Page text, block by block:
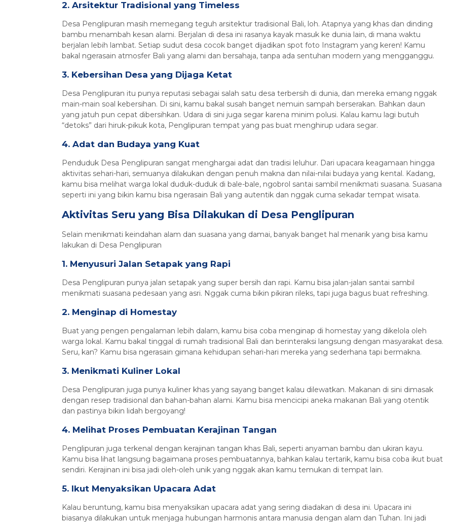
2. Arsitektur Tradisional yang Timeless
Desa Penglipuran masih memegang teguh arsitektur tradisional Bali, loh. Atapnya yang khas dan dinding
bambu menambah kesan alami. Berjalan di desa ini rasanya kayak masuk ke dunia lain, di mana waktu
berjalan lebih lambat. Setiap sudut desa cocok banget dijadikan spot foto Instagram yang keren! Kamu
bakal ngerasain atmosfer Bali yang alami dan bersahaja, tanpa ada sentuhan modern yang mengganggu.
3. Kebersihan Desa yang Dijaga Ketat
Desa Penglipuran itu punya reputasi sebagai salah satu desa terbersih di dunia, dan mereka emang nggak
main-main soal kebersihan. Di sini, kamu bakal susah banget nemuin sampah berserakan. Bahkan daun
yang jatuh pun cepat dibersihkan. Udara di sini juga segar karena minim polusi. Kalau kamu lagi butuh
“detoks” dari hiruk-pikuk kota, Penglipuran tempat yang pas buat menghirup udara segar.
4. Adat dan Budaya yang Kuat
Penduduk Desa Penglipuran sangat menghargai adat dan tradisi leluhur. Dari upacara keagamaan hingga
aktivitas sehari-hari, semuanya dilakukan dengan penuh makna dan nilai-nilai budaya yang kental. Kadang,
kamu bisa melihat warga lokal duduk-duduk di bale-bale, ngobrol santai sambil menikmati suasana. Suasana
seperti ini yang bikin kamu bisa ngerasain Bali yang autentik dan nggak cuma sekadar tempat wisata.
Aktivitas Seru yang Bisa Dilakukan di Desa Penglipuran
Selain menikmati keindahan alam dan suasana yang damai, banyak banget hal menarik yang bisa kamu
lakukan di Desa Penglipuran
1. Menyusuri Jalan Setapak yang Rapi
Desa Penglipuran punya jalan setapak yang super bersih dan rapi. Kamu bisa jalan-jalan santai sambil
menikmati suasana pedesaan yang asri. Nggak cuma bikin pikiran rileks, tapi juga bagus buat refreshing.
2. Menginap di Homestay
Buat yang pengen pengalaman lebih dalam, kamu bisa coba menginap di homestay yang dikelola oleh
warga lokal. Kamu bakal tinggal di rumah tradisional Bali dan berinteraksi langsung dengan masyarakat desa.
Seru, kan? Kamu bisa ngerasain gimana kehidupan sehari-hari mereka yang sederhana tapi bermakna.
3. Menikmati Kuliner Lokal
Desa Penglipuran juga punya kuliner khas yang sayang banget kalau dilewatkan. Makanan di sini dimasak
dengan resep tradisional dan bahan-bahan alami. Kamu bisa mencicipi aneka makanan Bali yang otentik
dan pastinya bikin lidah bergoyang!
4. Melihat Proses Pembuatan Kerajinan Tangan
Penglipuran juga terkenal dengan kerajinan tangan khas Bali, seperti anyaman bambu dan ukiran kayu.
Kamu bisa lihat langsung bagaimana proses pembuatannya, bahkan kalau tertarik, kamu bisa coba ikut buat
sendiri. Kerajinan ini bisa jadi oleh-oleh unik yang nggak akan kamu temukan di tempat lain.
5. Ikut Menyaksikan Upacara Adat
Kalau beruntung, kamu bisa menyaksikan upacara adat yang sering diadakan di desa ini. Upacara ini
biasanya dilakukan untuk menjaga hubungan harmonis antara manusia dengan alam dan Tuhan. Ini jadi